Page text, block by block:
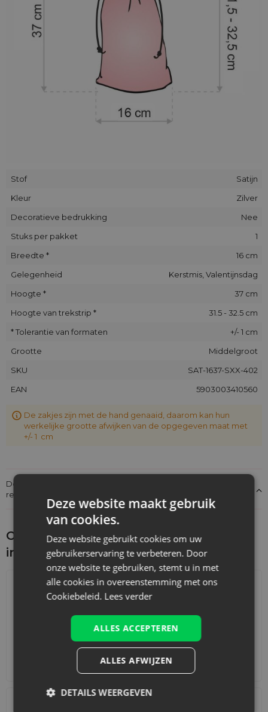
verwachtingen te voldoen.
Stof
Satijn
Kleur
Zilver
Decoratieve bedrukking
Nee
Stuks per pakket
1
Breedte *
16 cm
Gelegenheid
Kerstmis, Valentijnsdag
Hoogte *
37 cm
Hoogte van trekstrip *
31.5 - 32.5 cm
* Tolerantie van formaten
+/- 1 cm
Grootte
Middelgroot
SKU
SAT-1637-SXX-402
EAN
5903003410560
De zakjes zijn met de hand genaaid, daarom kan hun
werkelijke grootte afwijken van de opgegeven maat met
+/- 1 cm
Details over de conformiteit van het product met de
regelgeving: Productverantwoordelijkheid
Ontdek wat je nog meer zou kunnen
interesseren
Adventskalenders Katoenen zakjes
Deze website maakt gebruik
van cookies.
Deze website gebruikt cookies om uw
gebruikerservaring te verbeteren. Door
onze website te gebruiken, stemt u in met
alle cookies in overeenstemming met ons
Cookiebeleid. Lees verder
ALLES ACCEPTEREN
ALLES AFWIJZEN
DETAILS WEERGEVEN